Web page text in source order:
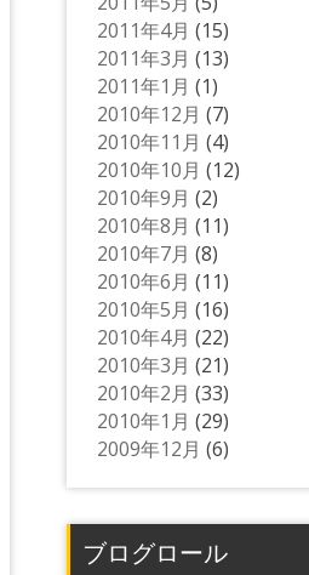
2011年4月 (15)
2011年3月 (13)
2011年1月 (1)
2010年12月 (7)
2010年11月 (4)
2010年10月 (12)
2010年9月 (2)
2010年8月 (11)
2010年7月 (8)
2010年6月 (11)
2010年5月 (16)
2010年4月 (22)
2010年3月 (21)
2010年2月 (33)
2010年1月 (29)
2009年12月 (6)
ブログロール